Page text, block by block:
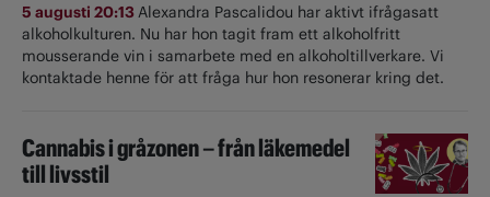
5 augusti 20:13Alexandra Pascalidou har aktivt ifrågasatt
alkoholkulturen. Nu har hon tagit fram ett alkoholfritt
mousserande vin i samarbete med en alkoholtillverkare. Vi
kontaktade henne för att fråga hur hon resonerar kring det.
Cannabis i gråzonen – från läkemedel
till livsstil